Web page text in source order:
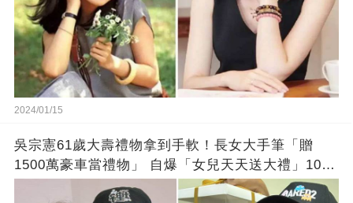
2024/01/15
吳宗憲61歲大壽禮物拿到手軟！長女大手筆「贈
1500萬豪車當禮物」 自爆「女兒天天送大禮」10年
徒弟也不甘示弱!